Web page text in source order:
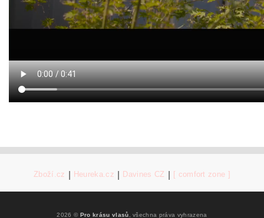
Zboží.cz Heureka.cz Davines CZ [ comfort zone ]
2026 © Pro krásu vlasů, všechna práva vyhrazena